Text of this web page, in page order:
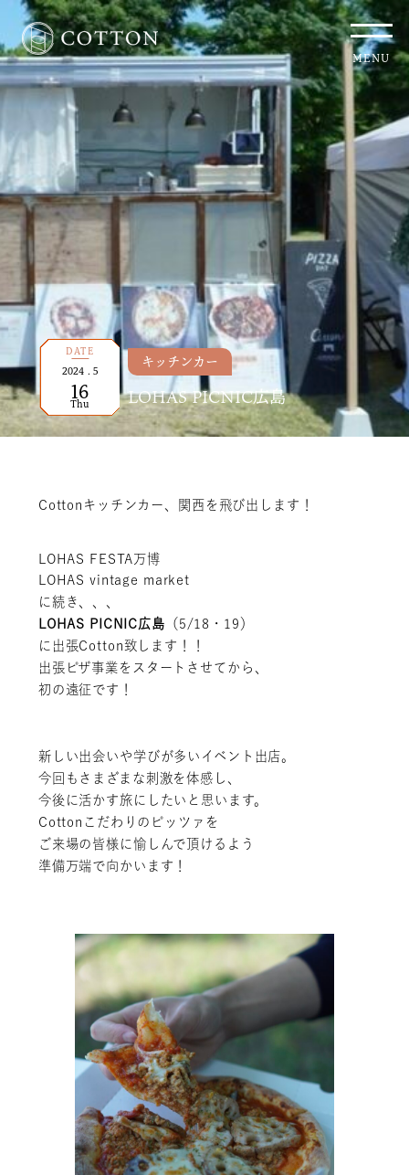
MENU
DATE
2024 . 5
16
Thu
キッチンカー
LOHAS PICNIC広島
Cottonキッチンカー、関西を飛び出します！
LOHAS FESTA万博
LOHAS vintage market
に続き、、、
LOHAS PICNIC広島 （5/18・19）
に出張Cotton致します！！
出張ピザ事業をスタートさせてから、
初の遠征です！
新しい出会いや学びが多いイベント出店。
今回もさまざまな刺激を体感し、
今後に活かす旅にしたいと思います。
Cottonこだわりのピッツァを
ご来場の皆様に愉しんで頂けるよう
準備万端で向かいます！